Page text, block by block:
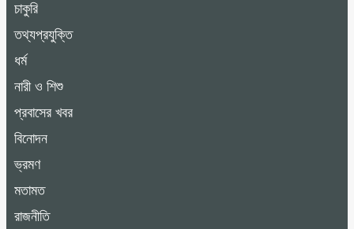
চাকুরি
তথ্যপ্রযুক্তি
ধর্ম
নারী ও শিশু
প্রবাসের খবর
বিনোদন
ভ্রমণ
মতামত
রাজনীতি